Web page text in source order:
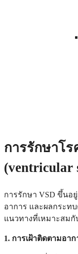
การรักษาโ
(ventricular
การรักษา VSD ขึ้นอ
อาการ และผลกระท
แนวทางที่เหมาะสมกั
1. การเฝ้าติดตามอา